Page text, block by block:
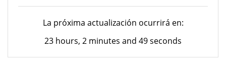
La próxima actualización ocurrirá en:
23 hours, 2 minutes and 49 seconds